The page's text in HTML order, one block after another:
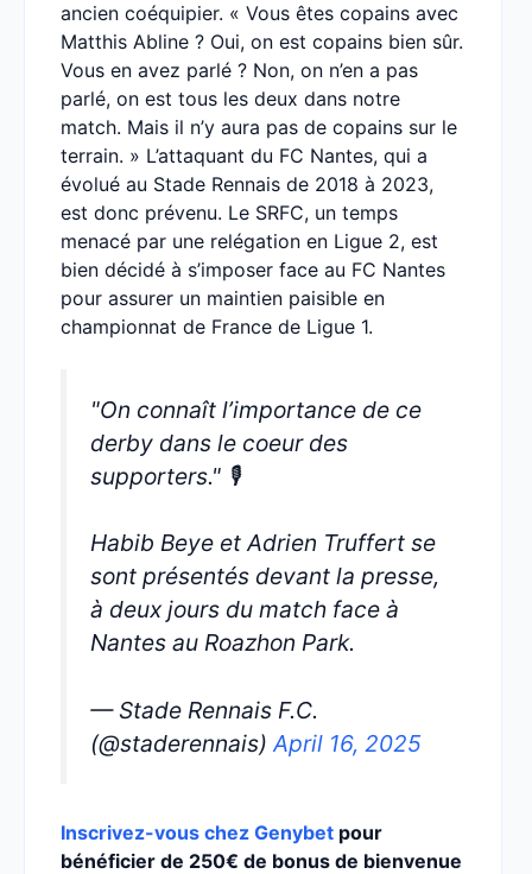
ancien coéquipier. « Vous êtes copains avec
Matthis Abline ? Oui, on est copains bien sûr.
Vous en avez parlé ? Non, on n’en a pas
parlé, on est tous les deux dans notre
match. Mais il n’y aura pas de copains sur le
terrain. » L’attaquant du FC Nantes, qui a
évolué au Stade Rennais de 2018 à 2023,
est donc prévenu. Le SRFC, un temps
menacé par une relégation en Ligue 2, est
bien décidé à s’imposer face au FC Nantes
pour assurer un maintien paisible en
championnat de France de Ligue 1.
"On connaît l’importance de ce
derby dans le coeur des
supporters." 🎙️
Habib Beye et Adrien Truffert se
sont présentés devant la presse,
à deux jours du match face à
Nantes au Roazhon Park.
— Stade Rennais F.C.
(@staderennais) April 16, 2025
Inscrivez-vous chez Genybet pour
bénéficier de 250€ de bonus de bienvenue